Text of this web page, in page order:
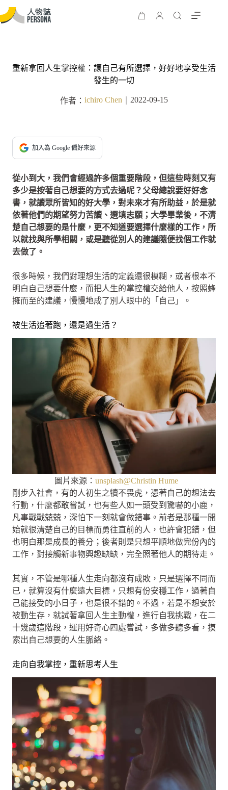
重新拿回人生掌控權：讓自己有所選擇，好好地享受生活
發生的一切
作者： ichiro Chen 2022-09-15
加入為 Google 偏好來源
從小到大，我們會經過許多個重要階段，但這些時刻又有
多少是按著自己想要的方式去過呢？父母總說要好好念
書，就讀眾所皆知的好大學，對未來才有所助益，於是就
依著他們的期望努力苦讀、選填志願；大學畢業後，不清
楚自己想要的是什麼，更不知道要選擇什麼樣的工作，所
以就找與所學相關，或是聽從別人的建議隨便找個工作就
去做了。
很多時候，我們對理想生活的定義還很模糊，或者根本不
明白自己想要什麼，而把人生的掌控權交給他人，按照蜂
擁而至的建議，慢慢地成了別人眼中的「自己」。
被生活追著跑，還是過生活？
圖片來源： unsplash@Christin Hume
剛步入社會，有的人初生之犢不畏虎，憑著自己的想法去
行動，什麼都敢嘗試，也有些人如一頭受到驚嚇的小鹿，
凡事戰戰兢兢，深怕下一刻就會做錯事。前者是那種一開
始就很清楚自己的目標而勇往直前的人，也許會犯錯，但
也明白那是成長的養分；後者則是只想平順地做完份內的
工作，對接觸新事物興趣缺缺，完全照著他人的期待走。
其實，不管是哪種人生走向都沒有成敗，只是選擇不同而
已，就算沒有什麼遠大目標，只想有份安穩工作，過著自
己能接受的小日子，也是很不錯的。不過，若是不想安於
被動生存，就試著拿回人生主動權，進行自我挑戰，在二
十幾歲這階段，運用好奇心四處嘗試，多做多聽多看，摸
索出自己想要的人生脈絡。
走向自我掌控，重新思考人生